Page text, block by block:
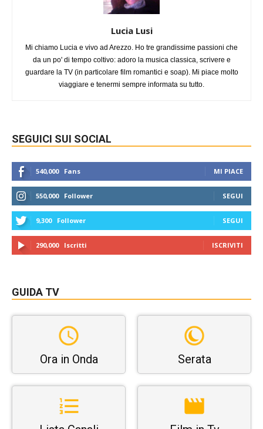
Lucia Lusi
Mi chiamo Lucia e vivo ad Arezzo. Ho tre grandissime passioni che
da un po' di tempo coltivo: adoro la musica classica, scrivere e
guardare la TV (in particolare film romantici e soap). Mi piace molto
viaggiare e tenermi sempre informata su tutto.
SEGUICI SUI SOCIAL
540,000 Fans MI PIACE
550,000 Follower SEGUI
9,300 Follower SEGUI
290,000 Iscritti ISCRIVITI
GUIDA TV
Ora in Onda Serata